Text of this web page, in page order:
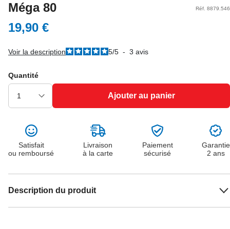
Méga 80 Réf. 8879.546
19,90 €
Voir la description 5/5 - 3 avis
Quantité
Ajouter au panier
Satisfait
ou remboursé
Livraison
à la carte
Paiement
sécurisé
Garantie
2 ans
Description du produit